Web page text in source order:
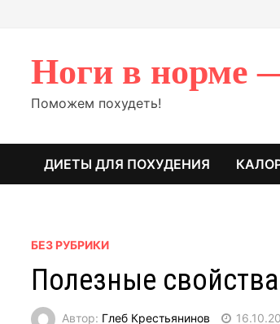
Ноги в норме
Поможем похудеть!
ДИЕТЫ ДЛЯ ПОХУДЕНИЯ
БЕЗ РУБРИКИ
Полезные свойства
Автор: Глеб Крестьянинов